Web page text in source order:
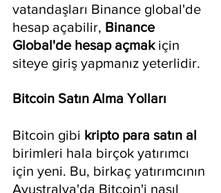
vatandaşları Binance global'de
hesap açabilir, Binance
Global'de hesap açmak için
siteye giriş yapmanız yeterlidir.
Bitcoin Satın Alma Yolları
Bitcoin gibi kripto para satın al
birimleri hala birçok yatırımcı
için yeni. Bu, birkaç yatırımcının
Avustralya'da Bitcoin'i nasıl